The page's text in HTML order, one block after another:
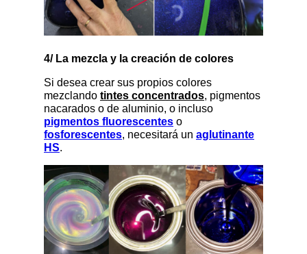
4/ La mezcla y la creación de colores
Si desea crear sus propios colores
mezclando tintes concentrados, pigmentos
nacarados o de aluminio, o incluso
pigmentos fluorescentes o
fosforescentes, necesitará un aglutinante
HS.